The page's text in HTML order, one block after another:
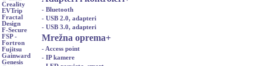
Creality
EVTrip
Fractal
Design
F-Secure
FSP -
Fortron
Fujitsu
Gainward
Genesis
- Bluetooth
- USB 2.0, adapteri
- USB 3.0, adapteri
Mrežna oprema+
- Access point
- IP kamere